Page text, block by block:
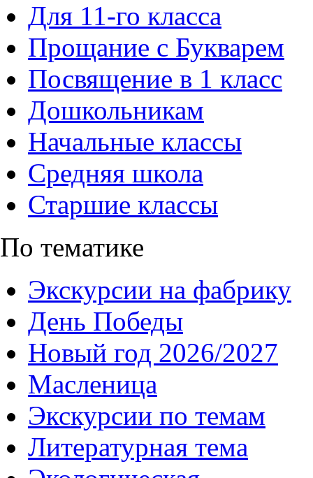
Для 11-го класса
Прощание с Букварем
Посвящение в 1 класс
Дошкольникам
Начальные классы
Средняя школа
Старшие классы
По тематике
Экскурсии на фабрику
День Победы
Новый год 2026/2027
Масленица
Экскурсии по темам
Литературная тема